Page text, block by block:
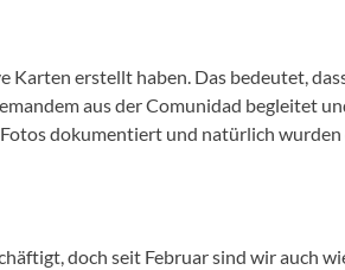
erstellt haben. Das bedeutet,
aus der Comunidad begleitet
dokumentiert und natürlich
doch seit Februar sind wir auch